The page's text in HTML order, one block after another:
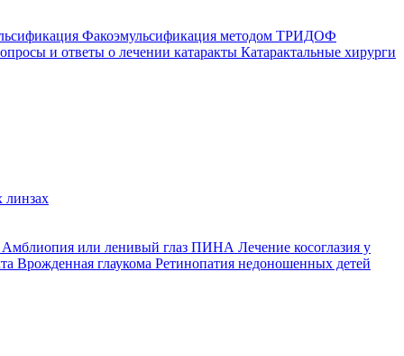
Факоэмульсификация методом ТРИДОФ
и ответы о лечении катаракты Катарактальные хирурги
линзах
Амблиопия или ленивый глаз ПИНА Лечение косоглазия у
Врожденная глаукома Ретинопатия недоношенных детей